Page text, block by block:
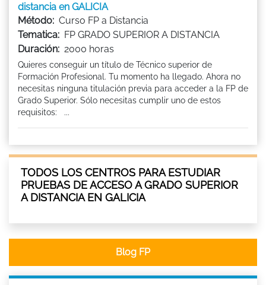
distancia en GALICIA
Método: Curso FP a Distancia
Tematica: FP GRADO SUPERIOR A DISTANCIA
Duración: 2000 horas
Quieres conseguir un título de Técnico superior de
Formación Profesional. Tu momento ha llegado. Ahora no
necesitas ninguna titulación previa para acceder a la FP de
Grado Superior. Sólo necesitas cumplir uno de estos
requisitos: ...
TODOS LOS CENTROS PARA ESTUDIAR
PRUEBAS DE ACCESO A GRADO SUPERIOR
A DISTANCIA EN GALICIA
Blog FP